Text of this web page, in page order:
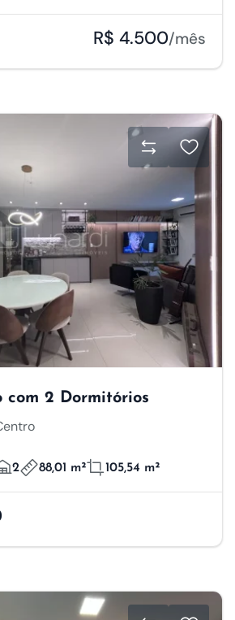
R$ 4.500/mês
com 2 Dormitórios
2 88,01 m² 105,54 m²